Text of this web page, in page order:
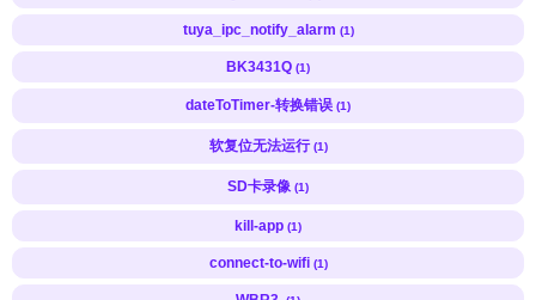
tuya_ipc_notify_alarm (1)
BK3431Q (1)
dateToTimer-转换错误 (1)
软复位无法运行 (1)
SD卡录像 (1)
kill-app (1)
connect-to-wifi (1)